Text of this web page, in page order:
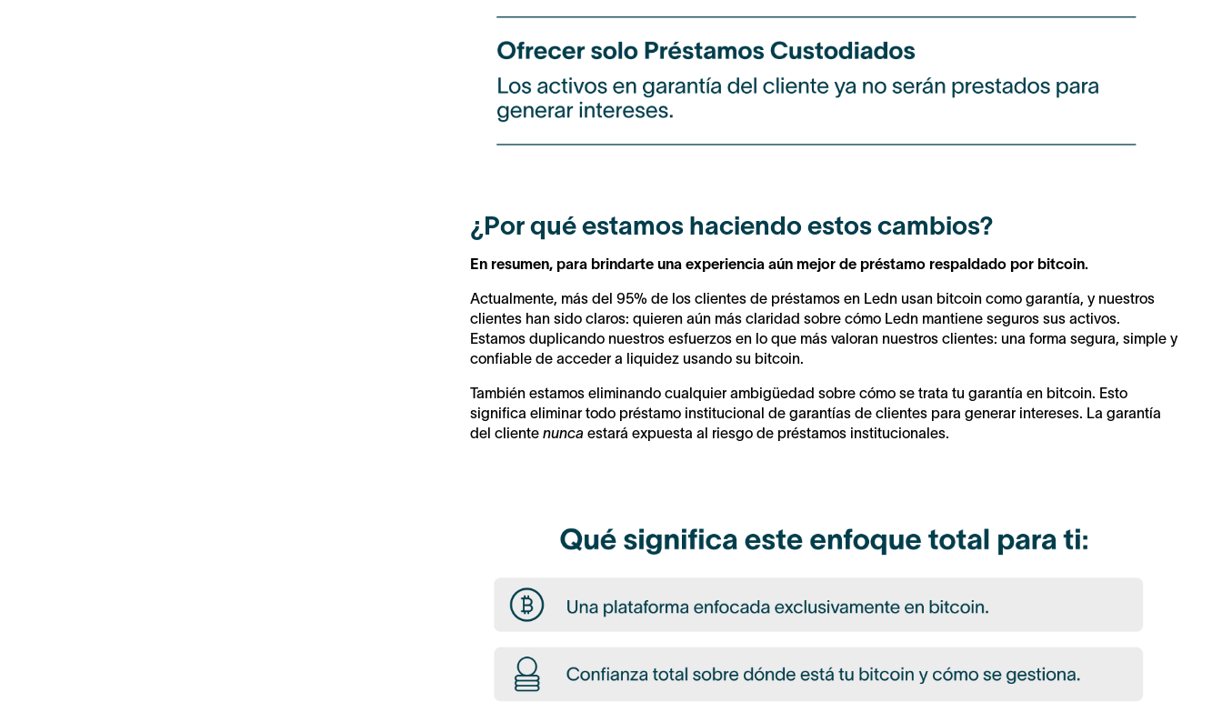
¿Por qué estamos haciendo estos cambios?
En resumen, para brindarte una experiencia aún mejor de préstamo respaldado por bitcoin.
Actualmente, más del 95% de los clientes de préstamos en Ledn usan bitcoin como garantía, y nuestros
clientes han sido claros: quieren aún más claridad sobre cómo Ledn mantiene seguros sus activos.
Estamos duplicando nuestros esfuerzos en lo que más valoran nuestros clientes: una forma segura, simple y
confiable de acceder a liquidez usando su bitcoin.
También estamos eliminando cualquier ambigüedad sobre cómo se trata tu garantía en bitcoin. Esto
significa eliminar todo préstamo institucional de garantías de clientes para generar intereses. La garantía
del clientenunca estará expuesta al riesgo de préstamos institucionales.